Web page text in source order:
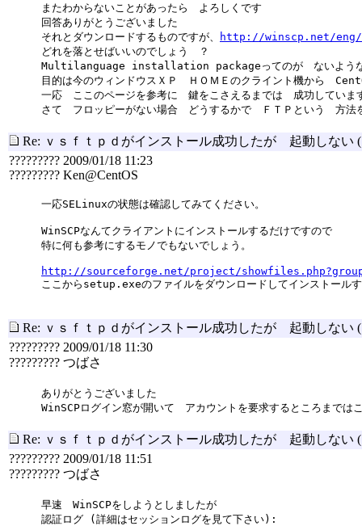
またわからないことがあったら よろしくです
回答ありがとうございました
それとダウンロードするものですが、
http://winscp.net/eng/
どれを落とせばいいのでしょう ？
Multilanguage installation packageってのが ないような
目的は今のウィンドウスＸＰ ＨＯＭＥのクライント機から
一応 ここのページを参考に 鍵をこさえるまでは 成功していま
さて フロッピーがない場合 どうするかで ＦＴＰという 方法を
Re: ｖｓｆｔｐｄがインストール成功したが 起動しない
????????? 2009/01/18 11:23
????????? Ken@CentOS
一応SELinuxの状態は確認してみてください。
WinSCPなんてクライアントにインストールするだけですので
特に何も参考にするモノでもないでしょう。
http://sourceforge.net/project/
ここからsetup.exeのファイルをダウンロードしてインストールす
Re: ｖｓｆｔｐｄがインストール成功したが 起動しない
????????? 2009/01/18 11:30
????????? つばさ
ありがとうございました
WinSCPログイン窓が開いて アカウントを要求するところまでは
Re: ｖｓｆｔｐｄがインストール成功したが 起動しない
????????? 2009/01/18 11:51
????????? つばさ
早速 WinSCPをしようとしましたが
認証ログ (詳細はセッションログを見て下さい):